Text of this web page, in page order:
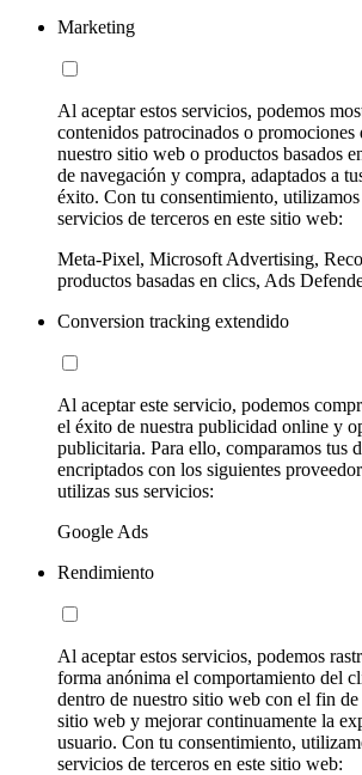
Marketing
Al aceptar estos servicios, podemos
contenidos patrocinados o promociones
nuestro sitio web o productos basados
de navegación y compra, adaptados a
éxito. Con tu consentimiento,
servicios de terceros en este sitio web:
Meta-Pixel, Microsoft Advertising,
productos basadas en clics, Ads
Conversion tracking extendido
Al aceptar este servicio, podemos
el éxito de nuestra publicidad online y
publicitaria. Para ello, comparamos tus
encriptados con los siguientes
utilizas sus servicios:
Google Ads
Rendimiento
Al aceptar estos servicios, podemos
forma anónima el comportamiento del
dentro de nuestro sitio web con el fin
sitio web y mejorar continuamente la
usuario. Con tu consentimiento,
servicios de terceros en este sitio web: